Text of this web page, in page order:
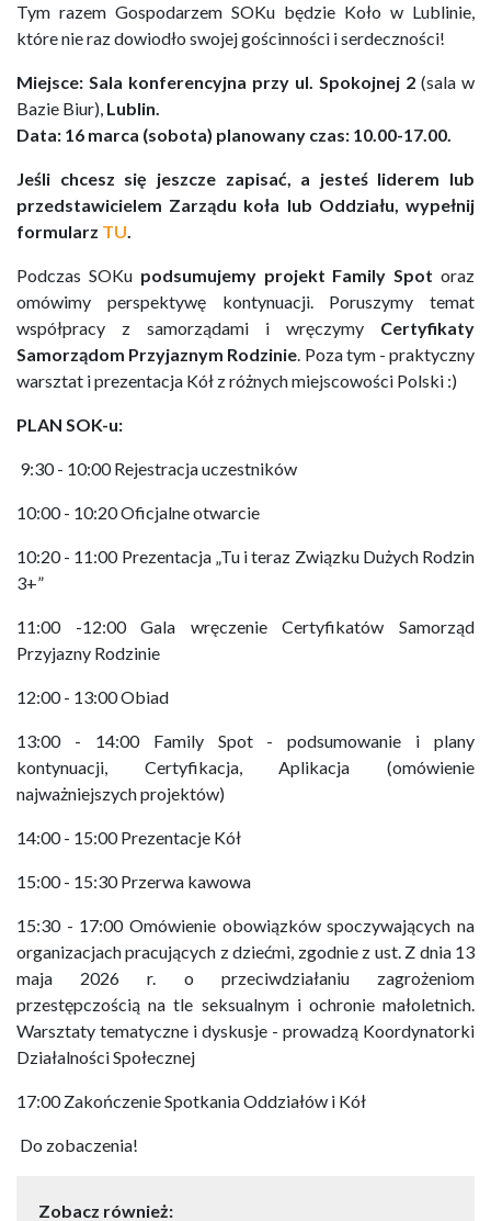
Tym razem Gospodarzem SOKu będzie Koło w Lublinie,
które nie raz dowiodło swojej gościnności i serdeczności!
Miejsce: Sala konferencyjna przy ul. Spokojnej 2 (sala w
Bazie Biur), Lublin.
Data: 16 marca (sobota) planowany czas: 10.00-17.00.
Jeśli chcesz się jeszcze zapisać, a jesteś liderem lub
przedstawicielem Zarządu koła lub Oddziału, wypełnij
formularz TU.
Podczas SOKu podsumujemy projekt Family Spotoraz
omówimy perspektywę kontynuacji. Poruszymy temat
współpracy z samorządami i wręczymy Certyfikaty
Samorządom Przyjaznym Rodzinie. Poza tym - praktyczny
warsztat i prezentacja Kół z różnych miejscowości Polski :)
PLAN SOK-u:
9:30 - 10:00 Rejestracja uczestników
10:00 - 10:20 Oficjalne otwarcie
10:20 - 11:00 Prezentacja „Tu i teraz Związku Dużych Rodzin
3+”
11:00 -12:00 Gala wręczenie Certyfikatów Samorząd
Przyjazny Rodzinie
12:00 - 13:00 Obiad
13:00 - 14:00 Family Spot - podsumowanie i plany
kontynuacji, Certyfikacja, Aplikacja (omówienie
najważniejszych projektów)
14:00 - 15:00 Prezentacje Kół
15:00 - 15:30 Przerwa kawowa
15:30 - 17:00 Omówienie obowiązków spoczywających na
organizacjach pracujących z dziećmi, zgodnie z ust. Z dnia 13
maja 2026 r. o przeciwdziałaniu zagrożeniom
przestępczością na tle seksualnym i ochronie małoletnich.
Warsztaty tematyczne i dyskusje - prowadzą Koordynatorki
Działalności Społecznej
17:00 Zakończenie Spotkania Oddziałów i Kół
Do zobaczenia!
Zobacz również: